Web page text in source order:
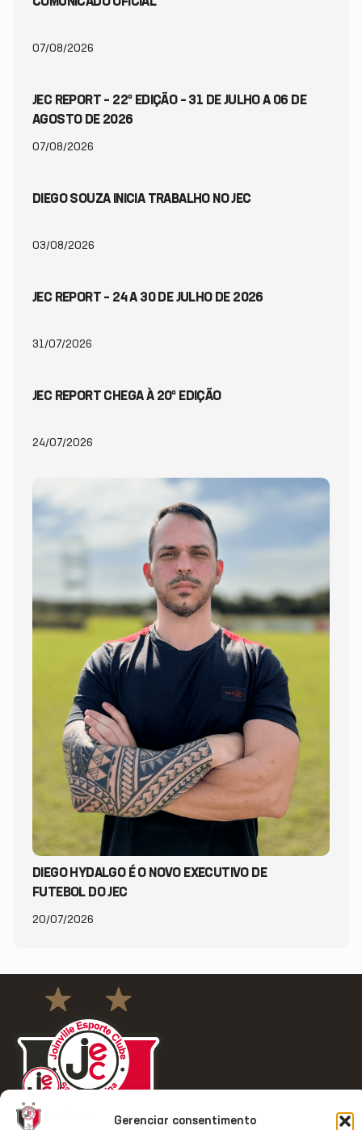
Gerenciar consentimento
07/08/2026
JEC REPORT – 22ª EDIÇÃO – 31 DE JULHO A 06 DE
AGOSTO DE 2026
07/08/2026
DIEGO SOUZA INICIA TRABALHO NO JEC
03/08/2026
JEC REPORT – 24 A 30 DE JULHO DE 2026
31/07/2026
JEC REPORT CHEGA À 20ª EDIÇÃO
24/07/2026
DIEGO HYDALGO É O NOVO EXECUTIVO DE
FUTEBOL DO JEC
20/07/2026